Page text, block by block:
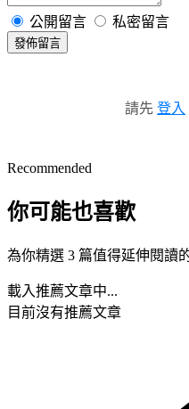
公開留言 私密留言
發佈留言
請先 登入
Recommended
你可能也喜歡
為你精選 3 篇值得延伸閱讀
載入推薦文章中...
目前沒有推薦文章